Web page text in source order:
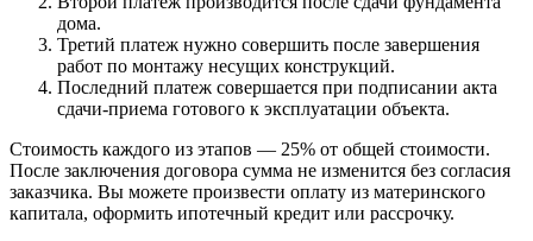
дома.
Третий платеж нужно совершить после завершения
работ по монтажу несущих конструкций.
Последний платеж совершается при подписании акта
сдачи-приема готового к эксплуатации объекта.
Стоимость каждого из этапов — 25% от общей стоимости.
После заключения договора сумма не изменится без согласия
заказчика. Вы можете произвести оплату из материнского
капитала, оформить ипотечный кредит или рассрочку.